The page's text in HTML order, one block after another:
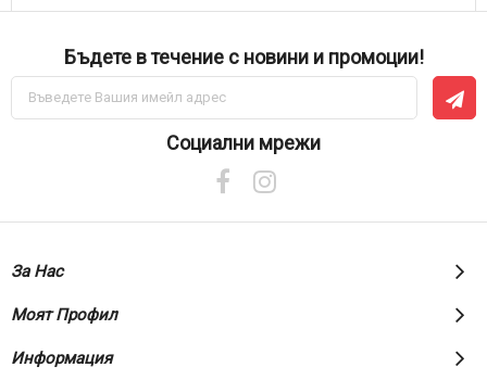
Бъдете в течение с новини и промоции!
Абонирай
за
Социални мрежи
За Нас
Моят Профил
Информация